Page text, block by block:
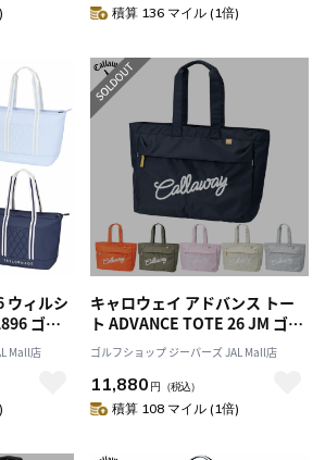
積算 136 マイル (1倍)
ウィルシ
ゴル
Mall店
キャロウェイ アドバンス トー
ト ADVANCE TOTE 26 JM ゴル
フ Callaway 2026年モデル 日本
正規品
ゴルフショップ ジーパーズ JAL Mall店
11,880 円 （税込）
積算 108 マイル (1倍)